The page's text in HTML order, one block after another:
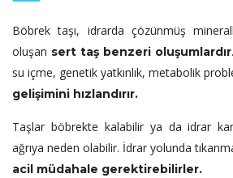
Böbrek taşı, idrarda çözünmüş
oluşan sert taş benzeri oluşumlardır
su içme, genetik yatkınlık, metabolik
gelişimini hızlandırır.
Taşlar böbrekte kalabilir ya da idrar
ağrıya neden olabilir. İdrar yolunda
acil müdahale gerektirebilirler.